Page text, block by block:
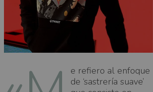
e refiero al enfoque
de ‘sastrería suave’